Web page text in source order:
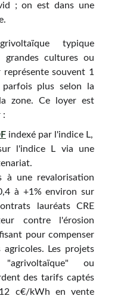
; on est dans une
typique
grandes cultures ou
souvent 1
plus selon la
zone. Ce loyer est
:
indexé par l'indice L,
l'indice L via une
à une revalorisation
à +1% environ sur
lauréats CRE
contre l'érosion
pour compenser
agricoles. Les projets
ou
des tarifs captés
c€/kWh en vente